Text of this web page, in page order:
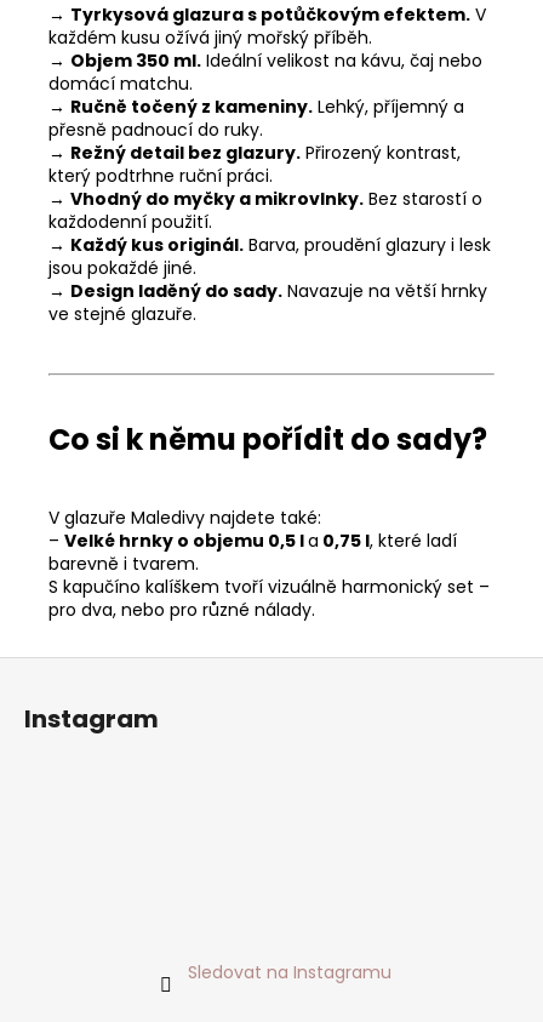
→ Tyrkysová glazura s potůčkovým efektem. V
každém kusu ožívá jiný mořský příběh.
→ Objem 350 ml. Ideální velikost na kávu, čaj nebo
domácí matchu.
→ Ručně točený z kameniny. Lehký, příjemný a
přesně padnoucí do ruky.
→ Režný detail bez glazury. Přirozený kontrast,
který podtrhne ruční práci.
→ Vhodný do myčky a mikrovlnky. Bez starostí o
každodenní použití.
→ Každý kus originál. Barva, proudění glazury i lesk
jsou pokaždé jiné.
→ Design laděný do sady. Navazuje na větší hrnky
ve stejné glazuře.
Co si k němu pořídit do sady?
V glazuře Maledivy najdete také:
– Velké hrnky o objemu 0,5 la 0,75 l, které ladí
barevně i tvarem.
S kapučíno kalíškem tvoří vizuálně harmonický set –
pro dva, nebo pro různé nálady.
Z
Instagram
Sledovat na Instagramu